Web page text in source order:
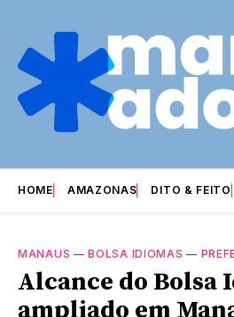
HOME AMAZONAS DITO & FEITO
MANAUS —BOLSA IDIOMAS —
Alcance do Bolsa
ampliado em